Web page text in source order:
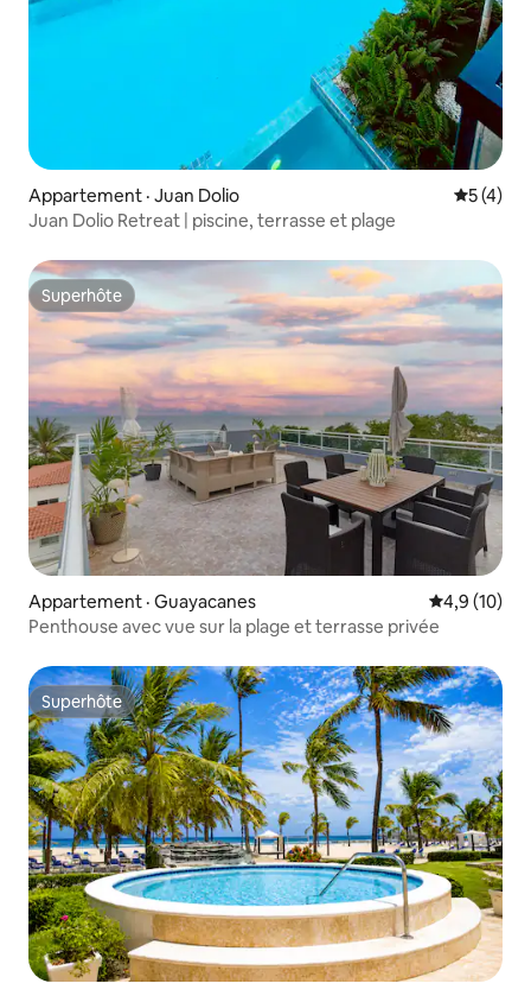
Appartement · Juan Dolio Note
5 (4)
Juan Dolio Retreat | piscine, terrasse et plage
Superhôte
Superhôte
Appartement · Guayacanes Note
4,9 (10)
Penthouse avec vue sur la plage et terrasse privée
Superhôte
Superhôte